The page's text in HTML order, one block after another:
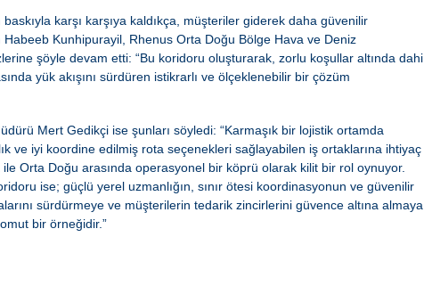
karşı karşıya kaldıkça, müşteriler giderek daha güvenilir
Habeeb Kunhipurayil, Rhenus Orta Doğu Bölge Hava ve Deniz
şöyle devam etti: “Bu koridoru oluşturarak, zorlu koşullar altında dahi
yük akışını sürdüren istikrarlı ve ölçeklenebilir bir çözüm
Mert Gedikçi ise şunları söyledi: “Karmaşık bir lojistik ortamda
ve iyi koordine edilmiş rota seçenekleri sağlayabilen iş ortaklarına ihtiyaç
Orta Doğu arasında operasyonel bir köprü olarak kilit bir rol oynuyor.
ise; güçlü yerel uzmanlığın, sınır ötesi koordinasyonun ve güvenilir
sürdürmeye ve müşterilerin tedarik zincirlerini güvence altına almaya
bir örneğidir.”